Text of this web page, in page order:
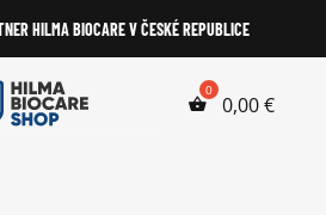
HILMA BIOCARE V ČESKÉ REPUBLICE
0,00€